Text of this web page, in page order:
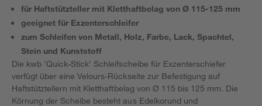
für Haftstützteller mit Kletthaftbelag von Ø 115-125 mm
geeignet für Exzenterschleifer
zum Schleifen von Metall, Holz, Farbe, Lack, Spachtel,
Stein und Kunststoff
Die kwb 'Quick-Stick' Schleifscheibe für Exzenterschiefer
verfügt über eine Velours-Rückseite zur Befestigung auf
Haftstütztellern mit Kletthaftbelag von Ø 115 bis 125 mm. Die
Körnung der Scheibe besteht aus Edelkorund und